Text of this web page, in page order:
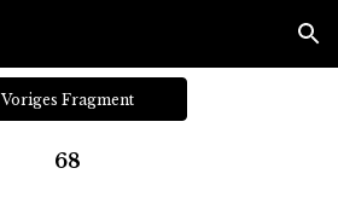
Skip to navigation
Voriges Fragment
68